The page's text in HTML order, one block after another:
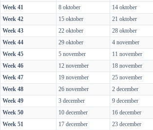
Week 41
8 oktober 14 oktober
Week 42
15 oktober 21 oktober
Week 43
22 oktober 28 oktober
Week 44
29 oktober 4 november
Week 45
5 november 11 november
Week 46
12 november 18 november
Week 47
19 november 25 november
Week 48
26 november 2 december
Week 49
3 december 9 december
Week 50
10 december 16 december
Week 51
17 december 23 december